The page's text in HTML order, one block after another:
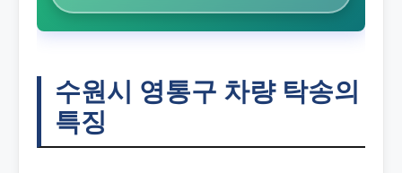
수원시 영통구 차량 탁송의
특징